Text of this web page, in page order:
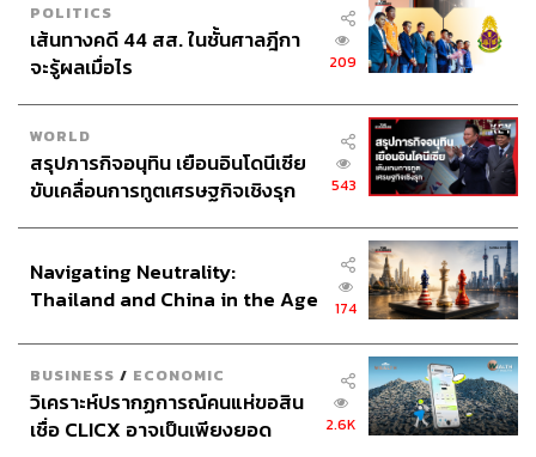
POLITICS
เส้นทางคดี 44 สส. ในชั้นศาลฎีกา
จะรู้ผลเมื่อไร
209
WORLD
สรุปภารกิจอนุทิน เยือนอินโดนีเซีย
ขับเคลื่อนการทูตเศรษฐกิจเชิงรุก
543
Navigating Neutrality:
Thailand and China in the Age
174
BUSINESS / ECONOMIC
วิเคราะห์ปรากฏการณ์คนแห่ขอสิน
เชื่อ CLICX อาจเป็นเพียงยอด
2.6K